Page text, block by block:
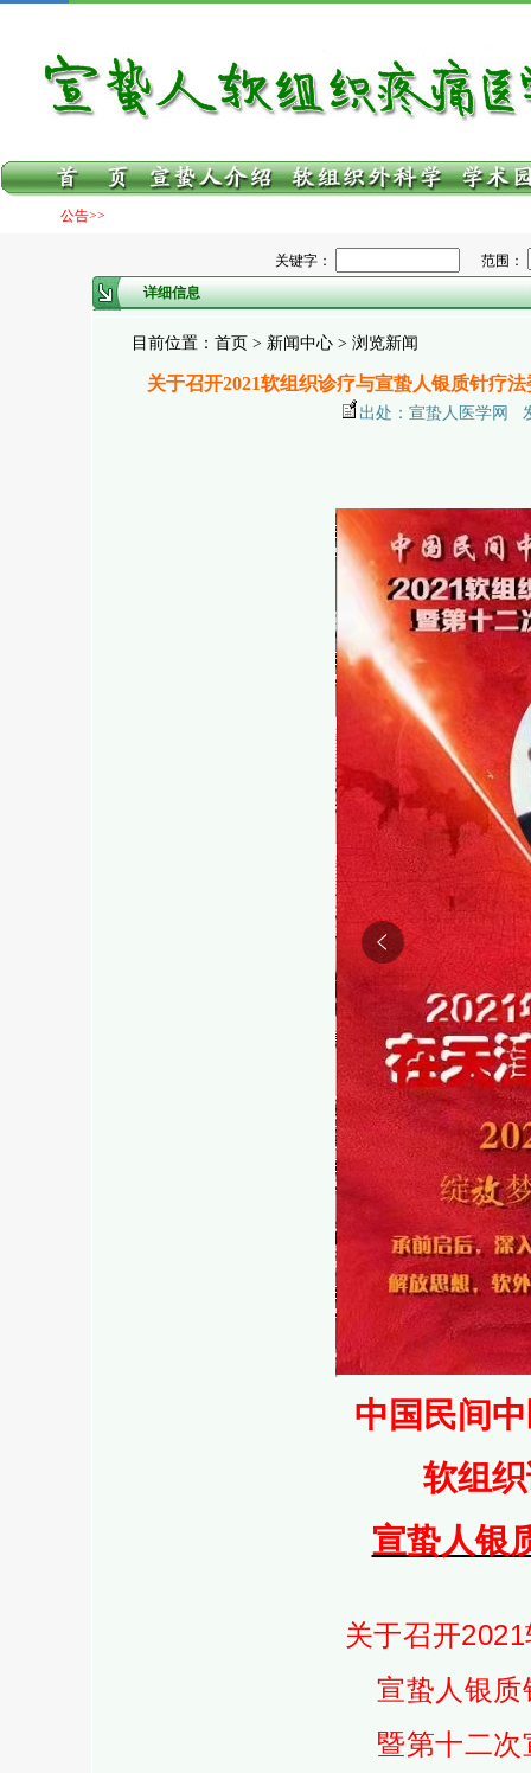
公告>>
关键字：
范围：
详细信息
目前位置：首页 > 新闻中心 > 浏览新闻
关于召开2021软组织诊疗与宣蛰人银质针疗
出处：宣蛰人医学网
中国民间
软组
宣蛰人银
关于召开2021
宣蛰人银
暨第十二